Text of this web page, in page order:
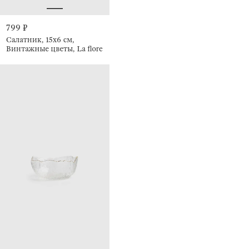
799 ₽
Салатник, 15х6 см,
Винтажные цветы, La flore